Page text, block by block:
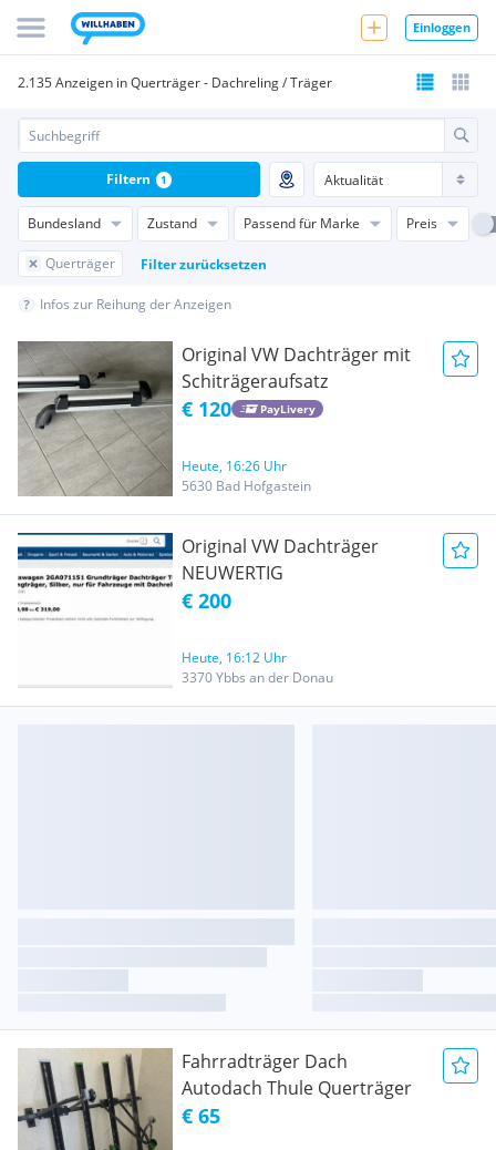
Einloggen
2.135 Anzeigen in Querträger - Dachreling / Träger
Bundesland Zustand Passend für Marke Preis
Querträger Filter zurücksetzen
Filtern 1
Infos zur Reihung der Anzeigen
Original VW Dachträger mit
Schiträgeraufsatz
€ 120 PayLivery
Heute, 16:26 Uhr
5630 Bad Hofgastein
Original VW Dachträger
NEUWERTIG
€ 200
Heute, 16:12 Uhr
3370 Ybbs an der Donau
Fahrradträger Dach
Autodach Thule Querträger
€ 65